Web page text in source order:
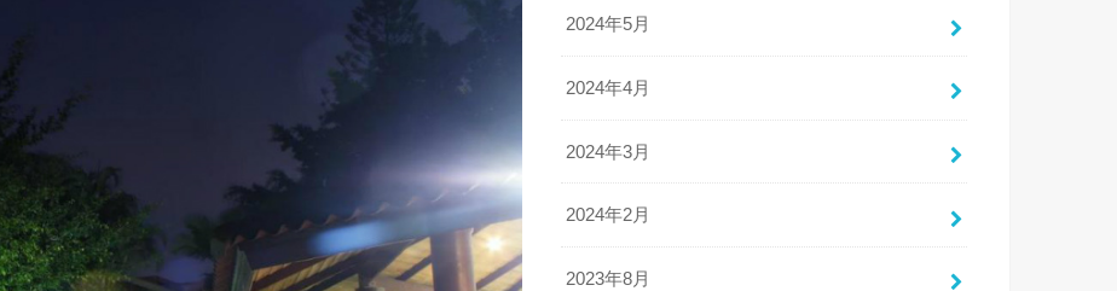
2024年5月
2024年4月
2024年3月
2024年2月
2023年8月